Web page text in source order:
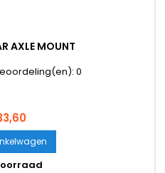
AXLE MOUNT
0